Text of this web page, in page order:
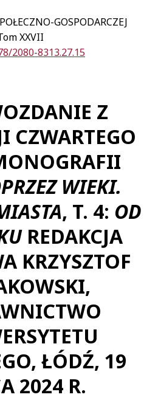
GOSPODARCZEJ
XXVII
2080-8313.27.15
Z
CZWARTEGO
WIEKI.
, T. 4: OD
REDAKCJA
KRZYSZTOF
ŁÓDŹ, 19
2024 R.